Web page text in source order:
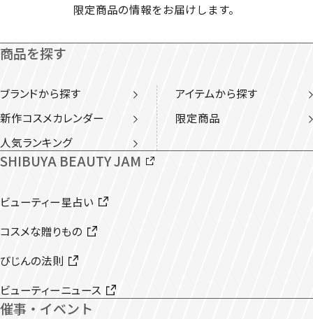
限定商品の情報をお届けします。
商品を探す
ブランドから探す
アイテムから探す
新作コスメカレンダー
限定商品
人気ランキング
SHIBUYA BEAUTY JAM
ビューティー星占い
コスメな贈りもの
びじんの法則
ビューティーニュース
催事・イベント